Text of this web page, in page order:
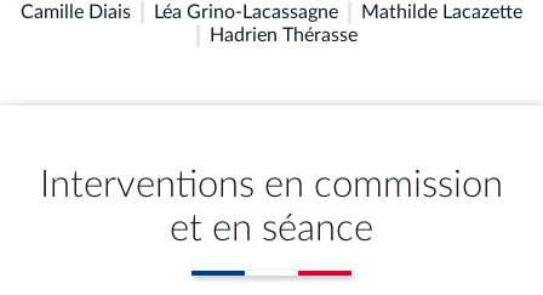
Camille Diais Léa Grino-Lacassagne
Mathilde Lacazette
Hadrien Thérasse
Interventions en commission
et en séance